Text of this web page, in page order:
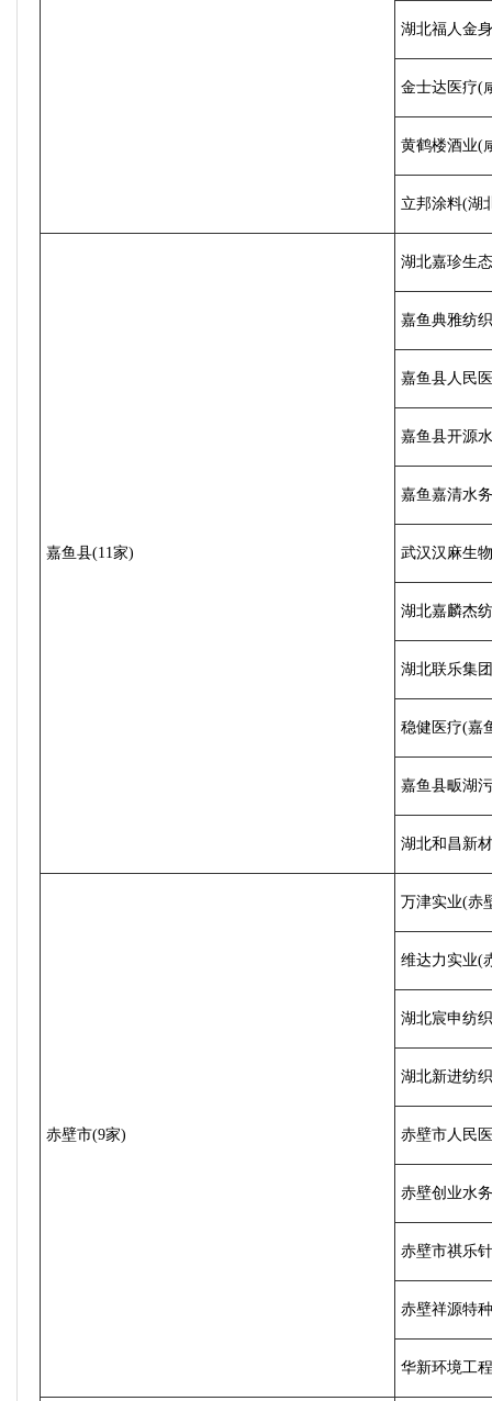
湖北福人金
金士达医疗(
黄鹤楼酒业(
立邦涂料(湖
嘉鱼县(11家)
湖北嘉珍生
嘉鱼典雅纺
嘉鱼县人民
嘉鱼县开源
嘉鱼嘉清水
武汉汉麻生
湖北嘉麟杰
湖北联乐集
稳健医疗(嘉
嘉鱼县畈湖
湖北和昌新
赤壁市(9家)
万津实业(赤
维达力实业(
湖北宸申纺
湖北新进纺
赤壁市人民
赤壁创业水
赤壁市祺乐
赤壁祥源特
华新环境工